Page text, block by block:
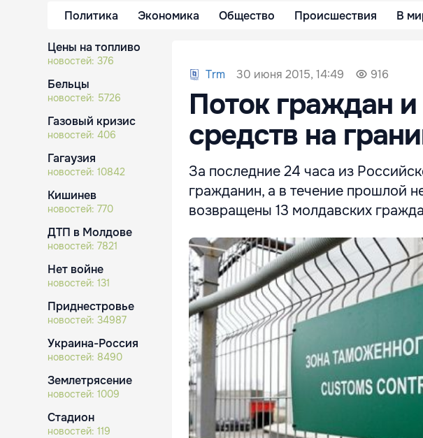
Политика Экономика Общество Происшествия В
Цены на топливо
новостей: 376
Бельцы
новостей: 5726
Газовый кризис
новостей: 406
Гагаузия
новостей: 10842
Кишинев
новостей: 770
ДТП в Молдове
новостей: 7821
Нет войне
новостей: 131
Приднестровье
новостей: 34987
Украина-Россия
новостей: 8490
Землетрясение
новостей: 1009
Стадион
новостей: 119
Trm 30 июня 2015, 14:49 916
Поток граждан
средств на
За последние 24 часа из
гражданин, а в течение прошлой
возвращены 13 молдавских